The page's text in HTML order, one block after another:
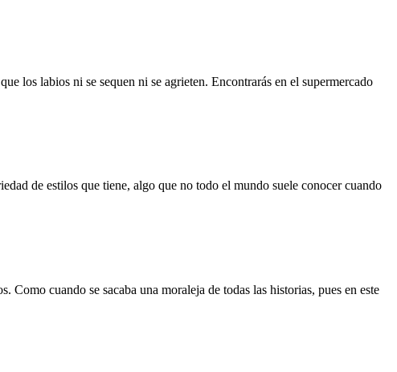
los labios ni se sequen ni se agrieten. Encontrarás en el supermercado
de estilos que tiene, algo que no todo el mundo suele conocer cuando
cuando se sacaba una moraleja de todas las historias, pues en este